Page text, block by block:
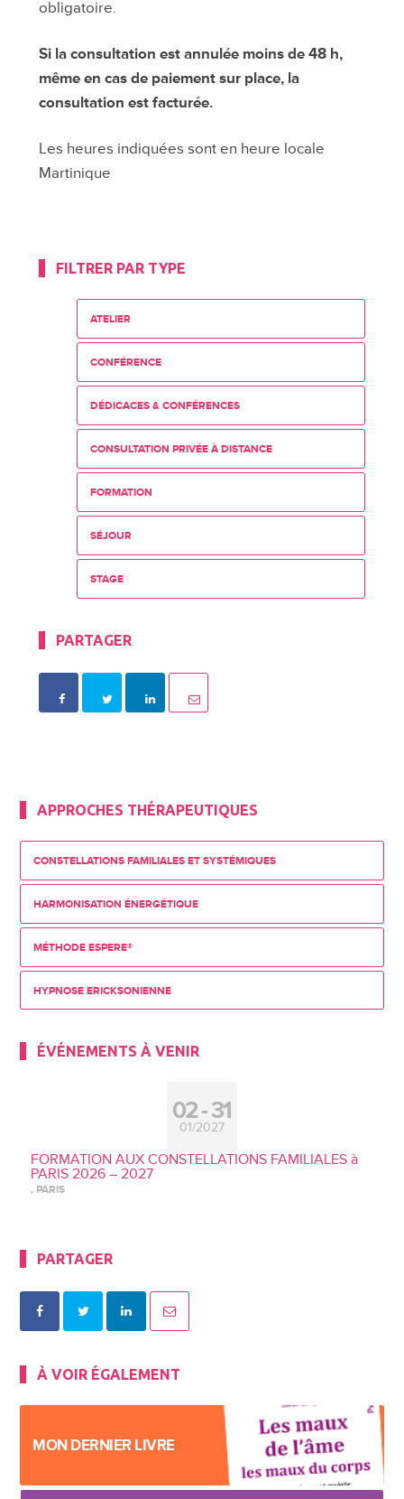
obligatoire.
Si la consultation est annulée moins de 48 h,
même en cas de paiement sur place, la
consultation est facturée.
Les heures indiquées sont en heure locale
Martinique
FILTRER PAR TYPE
ATELIER
CONFÉRENCE
DÉDICACES & CONFÉRENCES
CONSULTATION PRIVÉE À DISTANCE
FORMATION
SÉJOUR
STAGE
PARTAGER
APPROCHES THÉRAPEUTIQUES
CONSTELLATIONS FAMILIALES ET SYSTÉMIQUES
HARMONISATION ÉNERGÉTIQUE
MÉTHODE ESPERE®
HYPNOSE ERICKSONIENNE
ÉVÉNEMENTS À VENIR
02 31
01/2027
FORMATION AUX CONSTELLATIONS FAMILIALES à
PARIS 2026 – 2027
, PARIS
PARTAGER
À VOIR ÉGALEMENT
MON DERNIER LIVRE